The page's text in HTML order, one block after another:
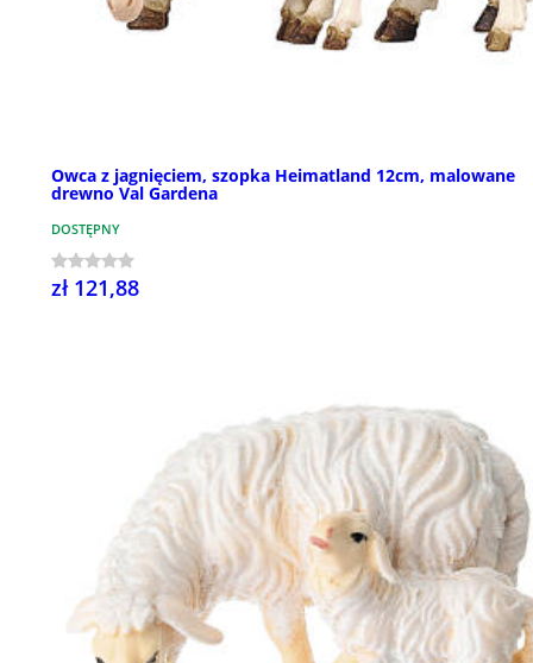
Owca z jagnięciem, szopka Heimatland 12cm, malowane
drewno Val Gardena
DOSTĘPNY
zł 121,88